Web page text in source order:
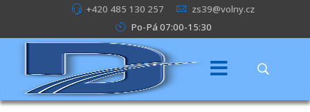
+420 485 130 257
zs39@volny.cz
Po-Pá 07:00-15:30